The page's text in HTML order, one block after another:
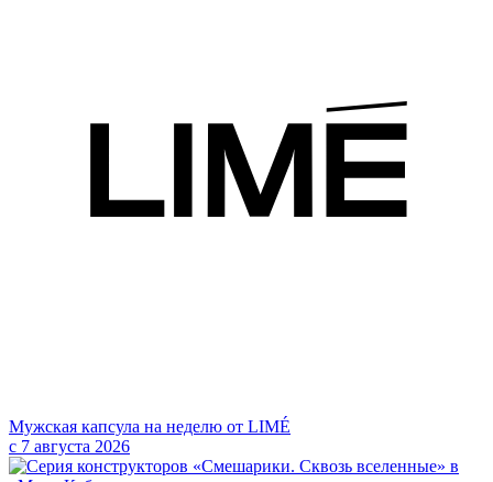
Мужская капсула на неделю от LIMÉ
с 7 августа 2026